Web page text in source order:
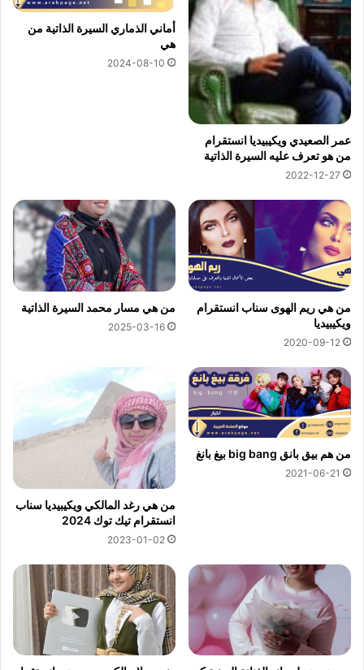
عمر الصعيدي ويكيبيديا انستقرام
من هو تعرف عليه السيرة الذاتية
2022-12-27
أماني الذماري السيرة الذاتية من
هي
2024-08-10
من هي ريم الهوى سناب انستقرام
ويكيبيديا
2020-09-12
من هي مسار محمد السيرة الذاتية
2025-03-16
من هم بيق بانق big bang بيغ بانغ
2021-06-21
من هي رغد المالكي ويكيبيديا سناب
انستقرام تيك توك 2024
2023-01-02